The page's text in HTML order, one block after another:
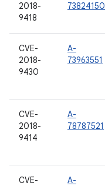
2018-
9418
73824150
CVE-
2018-
9430
A-
73963551
CVE-
2018-
9414
A-
78787521
CVE-
A-